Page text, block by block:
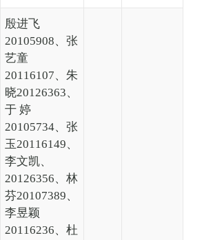
殷进飞
20105908、张
艺童
20116107、朱
晓20126363、
于 婷
20105734、张
玉20116149、
李文凯、
20126356、林
芬20107389、
李昱颖
20116236、杜